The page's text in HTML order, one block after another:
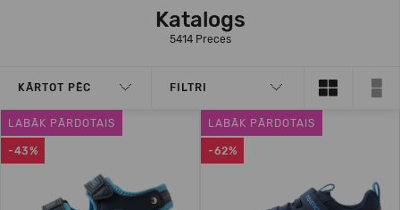
Katalogs
5414 Preces
KĀRTOT PĒC FILTRI
-43%
LABĀK PĀRDOTAIS
-62%
LABĀK PĀRDOTAIS